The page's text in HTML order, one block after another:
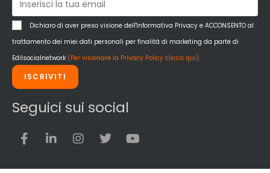
Dichiaro di aver preso visione dell'Informativa Privacy e ACCONSENTO al
trattamento dei miei dati personali per finalità di marketing da parte di
Edilsocialnetwork (Per visionare la Privacy Policy clicca qui).
ISCRIVITI
Seguici sui social